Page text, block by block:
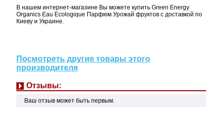
В нашем интернет-магазине Вы можете купить Green Energy
Organics Eau Ecologique Парфюм Урожай фруктов с доставкой по
Киеву и Украине.
Посмотреть другие товары этого
производителя
Отзывы:
Ваш отзыв может быть первым.